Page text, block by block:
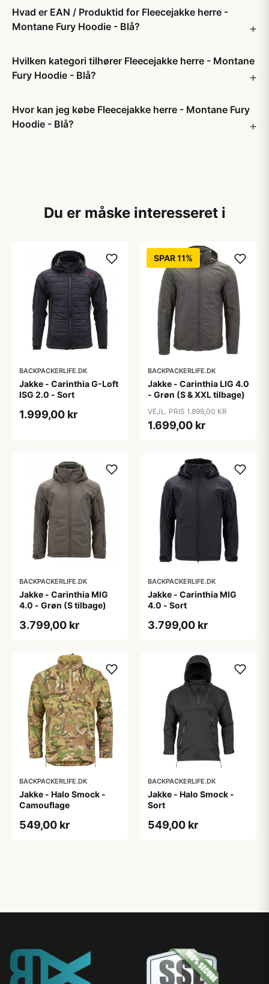
Hvad er EAN / Produktid for Fleecejakke herre -
Montane Fury Hoodie - Blå?
Hvilken kategori tilhører Fleecejakke herre - Montane
Fury Hoodie - Blå?
Hvor kan jeg købe Fleecejakke herre - Montane Fury
Hoodie - Blå?
Du er måske interesseret i
BACKPACKERLIFE.DK
Jakke - Carinthia G-Loft
ISG 2.0 - Sort
1.999,00 kr
SPAR 11%
BACKPACKERLIFE.DK
Jakke - Carinthia LIG 4.0
- Grøn (S & XXL tilbage)
VEJL. PRIS 1.899,00 KR
1.699,00 kr
BACKPACKERLIFE.DK
Jakke - Carinthia MIG
4.0 - Grøn (S tilbage)
3.799,00 kr
BACKPACKERLIFE.DK
Jakke - Carinthia MIG
4.0 - Sort
3.799,00 kr
BACKPACKERLIFE.DK
Jakke - Halo Smock -
Camouflage
549,00 kr
BACKPACKERLIFE.DK
Jakke - Halo Smock -
Sort
549,00 kr